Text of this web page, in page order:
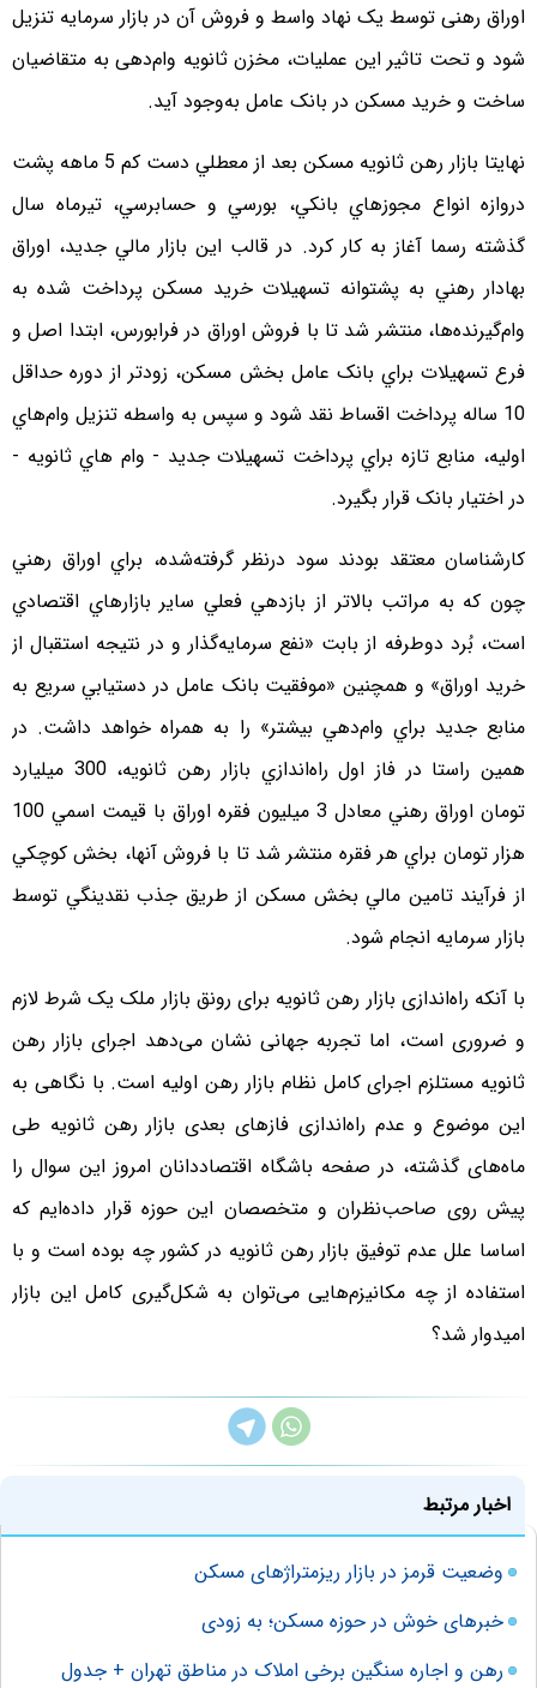
اوراق رهنی توسط یک نهاد واسط و فروش آن در بازار سرمایه تنزیل
‌شود و تحت تاثیر این عملیات، مخزن ثانویه وام‌دهی به متقاضیان
ساخت و خرید مسکن در بانک عامل به‌وجود‌ آید.
نهایتا بازار رهن ثانويه مسکن بعد از معطلي دست کم 5 ماهه پشت
دروازه انواع مجوزهاي بانکي، بورسي و حسابرسي، تیرماه سال
گذشته رسما آغاز به کار کرد. در قالب اين بازار مالي جديد، اوراق
بهادار رهني به پشتوانه تسهيلات خريد مسکن پرداخت شده به
وام‌گيرنده‌ها، منتشر شد تا با فروش اوراق در فرابورس، ابتدا اصل و
فرع تسهيلات براي بانک عامل بخش مسکن، زودتر از دوره حداقل
10 ساله پرداخت اقساط نقد شود و سپس به واسطه تنزيل وام‌هاي
اوليه، منابع تازه براي پرداخت تسهيلات جديد - وام هاي ثانويه -
در اختيار بانک قرار بگيرد.
کارشناسان معتقد بودند سود درنظر گرفته‌شده، براي اوراق رهني
چون که به مراتب بالاتر از بازدهي فعلي ساير بازارهاي اقتصادي
است، بُرد دوطرفه از بابت «نفع سرمايه‌گذار و در نتيجه استقبال از
خريد اوراق» و همچنين «موفقيت بانک عامل در دستيابي سريع به
منابع جديد براي وام‌دهي بيشتر» را به همراه خواهد داشت. در
همین راستا در فاز اول راه‌اندازي بازار رهن ثانويه، 300 ميليارد
تومان اوراق رهني معادل 3 ميليون فقره اوراق با قيمت اسمي 100
هزار تومان براي هر فقره منتشر شد تا با فروش آنها، بخش کوچکي
از فرآيند تامين مالي بخش مسکن از طريق جذب نقدينگي توسط
بازار سرمايه انجام شود.
با آنکه راه‌اندازی بازار رهن ثانویه برای رونق بازار ملک یک شرط لازم
و ضروری است، اما تجربه جهانی نشان می‌دهد اجرای بازار رهن
ثانویه مستلزم اجرای کامل نظام بازار رهن اولیه است. با نگاهی به
این موضوع و عدم راه‌اندازی فازهای بعدی بازار رهن ثانویه طی
ماه‌های گذشته، در صفحه باشگاه اقتصاددانان امروز این سوال را
پیش روی صاحب‌نظران و متخصصان این حوزه قرار داده‌ایم که
اساسا علل عدم توفیق بازار رهن ثانویه در کشور چه بوده است و با
استفاده از چه مکانیزم‌هایی می‌توان به شکل‌گیری کامل این بازار
امیدوار شد؟
اخبار مرتبط
وضعیت قرمز در بازار ریز‌متراژ‌های مسکن
خبرهای خوش در حوزه مسکن؛ به زودی
رهن و اجاره سنگین برخی املاک در مناطق تهران + جدول